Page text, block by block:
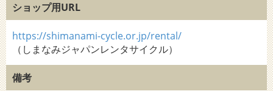
ショップ用URL
https://shimanami-cycle.or.jp/rental/
（しまなみジャパンレンタサイクル）
備考